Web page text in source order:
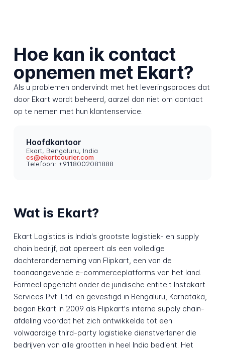
Hoe kan ik contact
opnemen met Ekart?
Als u problemen ondervindt met het leveringsproces dat
door Ekart wordt beheerd, aarzel dan niet om contact
op te nemen met hun klantenservice.
Hoofdkantoor
Ekart, Bengaluru, India
cs@ekartcourier.com
Telefoon: +9118002081888
Wat is Ekart?
Ekart Logistics is India's grootste logistiek- en supply
chain bedrijf, dat opereert als een volledige
dochteronderneming van Flipkart, een van de
toonaangevende e-commerceplatforms van het land.
Formeel opgericht onder de juridische entiteit Instakart
Services Pvt. Ltd. en gevestigd in Bengaluru, Karnataka,
begon Ekart in 2009 als Flipkart's interne supply chain-
afdeling voordat het zich ontwikkelde tot een
volwaardige third-party logistieke dienstverlener die
bedrijven van alle grootten in heel India bedient. Het